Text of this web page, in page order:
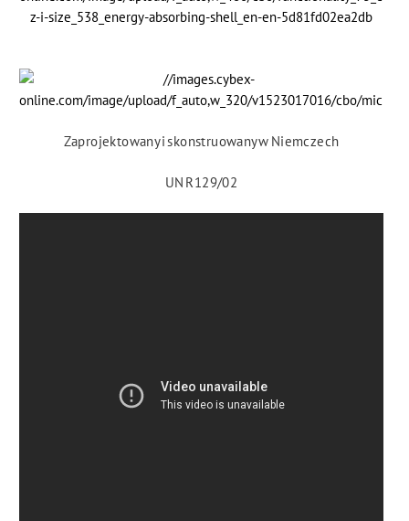
Zaprojektowany i skonstruowany w Niemczech
UN R129/02